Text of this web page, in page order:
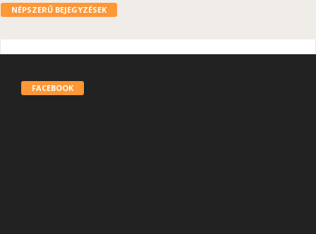
NÉPSZERŰ BEJEGYZÉSEK
FACEBOOK